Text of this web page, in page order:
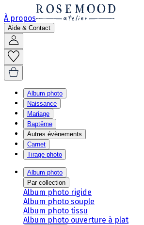
À propos
Aide & Contact
Album photo
Naissance
Mariage
Baptême
Autres évènements
Carnet
Tirage photo
Album photo
Par collection
Album photo rigide
Album photo souple
Album photo tissu
Album photo ouverture à plat